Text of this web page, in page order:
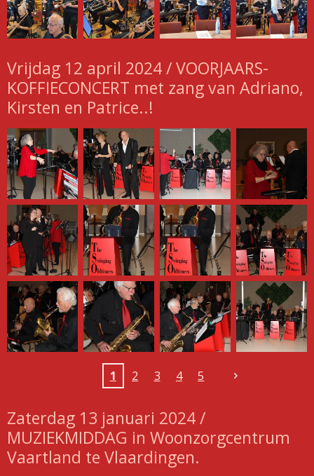
Vrijdag 12 april 2024 / VOORJAARS-
KOFFIECONCERT met zang van Adriano,
Kirsten en Patrice..!
1 2 3 4 5
Zaterdag 13 januari 2024 /
MUZIEKMIDDAG in Woonzorgcentrum
Vaartland te Vlaardingen.